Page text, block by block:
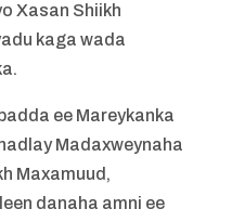
Xasan Shiikh
kaga wada
ee Mareykanka
Madaxweynaha
Maxamuud,
danaha amni ee